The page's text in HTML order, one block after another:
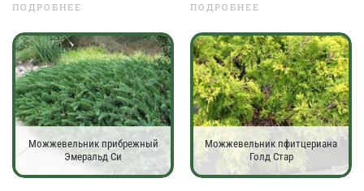
ПОДРОБНЕЕ ПОДРОБНЕЕ
Можжевельник прибрежный
Эмеральд Си
Можжевельник пфитцериана
Голд Стар